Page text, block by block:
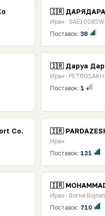
🇮🇷
Иран ·
Поставок: 38
🇮🇷 Даруа
Иран ·
Поставок: 1
Co. 🇮🇷
Иран
Поставок: 121
🇮🇷
Иран · Borne Bojneh
Поставок: 710